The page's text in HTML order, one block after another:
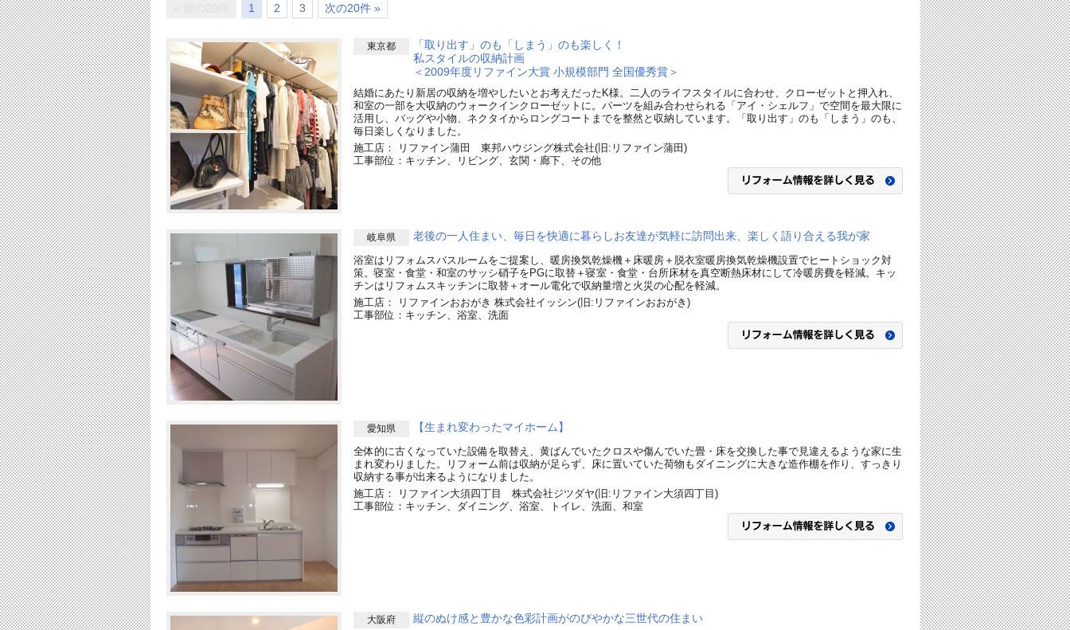
1 2 3 次の20件 »
東京都
「取り出す」のも「しまう」のも楽しく！
私スタイルの収納計画
＜2009年度リファイン大賞 小規模部門 全国優秀賞＞
結婚にあたり新居の収納を増やしたいとお考えだったK様。二人のライフスタイルに合わせ、クローゼットと押入れ、
和室の一部を大収納のウォークインクローゼットに。パーツを組み合わせられる「アイ・シェルフ」で空間を最大限に
活用し、バッグや小物、ネクタイからロングコートまでを整然と収納しています。「取り出す」のも「しまう」のも、
毎日楽しくなりました。
施工店： リファイン蒲田 東邦ハウジング株式会社(旧:リファイン蒲田)
工事部位：キッチン、リビング、玄関・廊下、その他
岐阜県 老後の一人住まい、毎日を快適に暮らしお友達が気軽に訪問出来、楽しく語り合える我が家
浴室はリフォムスバスルームをご提案し、暖房換気乾燥機＋床暖房＋脱衣室暖房換気乾燥機設置でヒートショック対
策。寝室・食堂・和室のサッシ硝子をPGに取替＋寝室・食堂・台所床材を真空断熱床材にして冷暖房費を軽減。キッ
チンはリフォムスキッチンに取替＋オール電化で収納量増と火災の心配を軽減。
施工店： リファインおおがき 株式会社イッシン(旧:リファインおおがき)
工事部位：キッチン、浴室、洗面
愛知県 【生まれ変わったマイホーム】
全体的に古くなっていた設備を取替え、黄ばんでいたクロスや傷んでいた畳・床を交換した事で見違えるような家に生
まれ変わりました。リフォーム前は収納が足らず、床に置いていた荷物もダイニングに大きな造作棚を作り、すっきり
収納する事が出来るようになりました。
施工店： リファイン大須四丁目 株式会社ジツダヤ(旧:リファイン大須四丁目)
工事部位：キッチン、ダイニング、浴室、トイレ、洗面、和室
大阪府 縦のぬけ感と豊かな色彩計画がのびやかな三世代の住まい